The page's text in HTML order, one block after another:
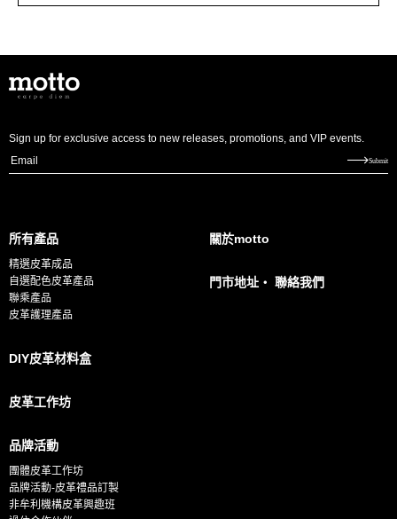
Sign up for exclusive access to new releases, promotions, and VIP events.
E
l
*
Submit
所有產品
精選皮革成品
自選配色皮革產品
聯乘產品
皮革護理產品
DIY皮革材料盒
皮革工作坊
品牌活動
團體皮革工作坊
品牌活動-皮革禮品訂製
非牟利機構皮革興趣班
關於motto
門市地址・ 聯絡我們